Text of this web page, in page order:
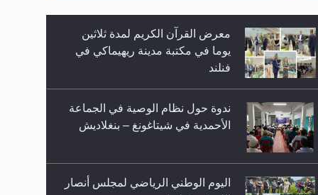
يوما في مكتبة مدينة ريهيماكي في
فنلند
الأحمدية في شيتاغونغ – بنغلاديش
الله في هولندا